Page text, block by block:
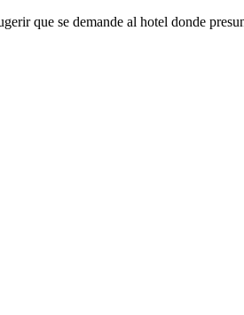
que se demande al hotel donde